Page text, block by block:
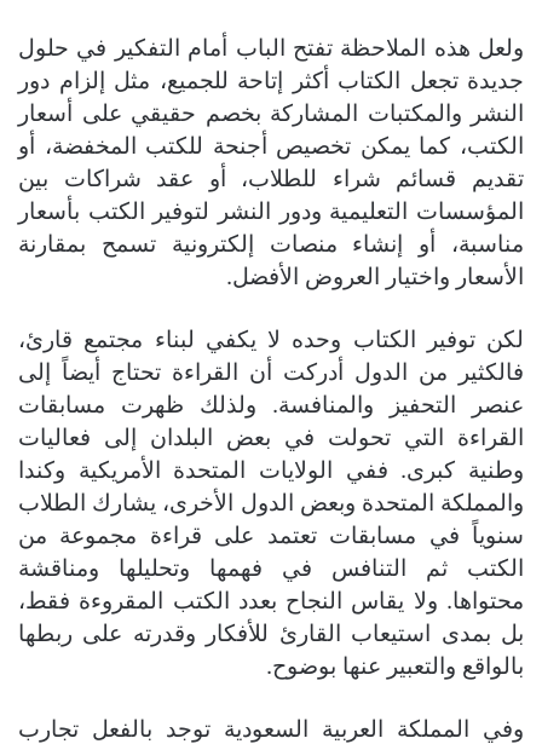
ولعل هذه الملاحظة تفتح الباب أمام التفكير في حلول
جديدة تجعل الكتاب أكثر إتاحة للجميع، مثل إلزام دور
النشر والمكتبات المشاركة بخصم حقيقي على أسعار
الكتب، كما يمكن تخصيص أجنحة للكتب المخفضة، أو
تقديم قسائم شراء للطلاب، أو عقد شراكات بين
المؤسسات التعليمية ودور النشر لتوفير الكتب بأسعار
مناسبة، أو إنشاء منصات إلكترونية تسمح بمقارنة
الأسعار واختيار العروض الأفضل.
لكن توفير الكتاب وحده لا يكفي لبناء مجتمع قارئ،
فالكثير من الدول أدركت أن القراءة تحتاج أيضاً إلى
عنصر التحفيز والمنافسة. ولذلك ظهرت مسابقات
القراءة التي تحولت في بعض البلدان إلى فعاليات
وطنية كبرى. ففي الولايات المتحدة الأمريكية وكندا
والمملكة المتحدة وبعض الدول الأخرى، يشارك الطلاب
سنوياً في مسابقات تعتمد على قراءة مجموعة من
الكتب ثم التنافس في فهمها وتحليلها ومناقشة
محتواها. ولا يقاس النجاح بعدد الكتب المقروءة فقط،
بل بمدى استيعاب القارئ للأفكار وقدرته على ربطها
بالواقع والتعبير عنها بوضوح.
وفي المملكة العربية السعودية توجد بالفعل تجارب